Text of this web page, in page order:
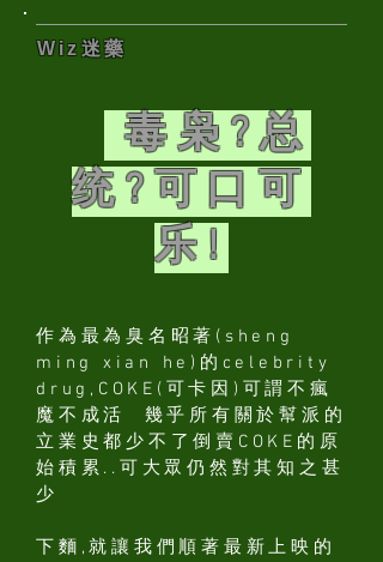
Wiz迷藥
毒枭?总
统?可口可
乐!
作為最為臭名昭著(sheng
ming xian he)的celebrity
drug,COKE(可卡因)可謂不瘋
魔不成活 幾乎所有關於幫派的
立業史都少不了倒賣COKE的原
始積累..可大眾仍然對其知之甚
少
下麵,就讓我們順著最新上映的